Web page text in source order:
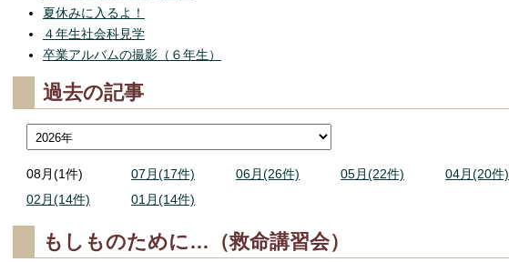
夏休みに入るよ！
４年生社会科見学
卒業アルバムの撮影（６年生）
過去の記事
08月(1件) 07月(17件) 06月(26件) 05月(22件) 04月(20件)
02月(14件)
01月(14件)
もしものために…（救命講習会）